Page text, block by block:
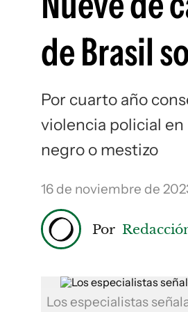
de Brasil
Por cuarto año
violencia policial
negro o mestizo
16 de noviembre de
Por
Los especialistas